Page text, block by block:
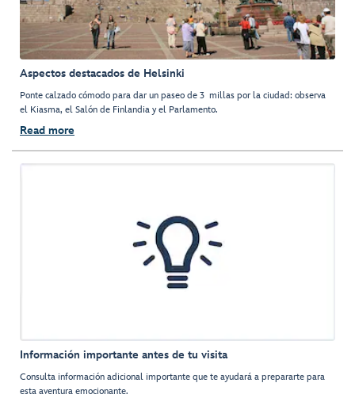
Aspectos destacados de Helsinki
Ponte calzado cómodo para dar un paseo de 3 millas por la ciudad: observa
el Kiasma, el Salón de Finlandia y el Parlamento.
Read more
Información importante antes de tu visita
Consulta información adicional importante que te ayudará a prepararte para
esta aventura emocionante.